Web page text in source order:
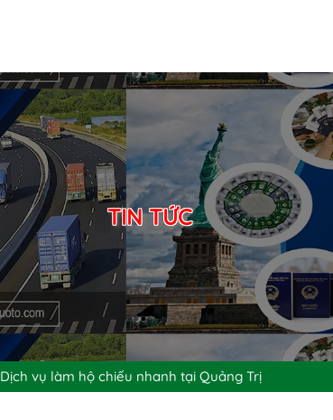
TIN TỨC
Dịch vụ làm hộ chiếu nhanh tại Quảng Trị